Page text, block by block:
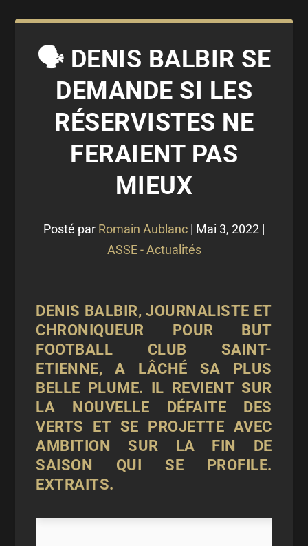
🗣 DENIS BALBIR SE
DEMANDE SI LES
RÉSERVISTES NE
FERAIENT PAS
MIEUX
Posté par Romain Aublanc | Mai 3, 2022 |
ASSE - Actualités
DENIS BALBIR, JOURNALISTE ET
CHRONIQUEUR POUR BUT
FOOTBALL CLUB SAINT-
ETIENNE, A LÂCHÉ SA PLUS
BELLE PLUME. IL REVIENT SUR
LA NOUVELLE DÉFAITE DES
VERTS ET SE PROJETTE AVEC
AMBITION SUR LA FIN DE
SAISON QUI SE PROFILE.
EXTRAITS.